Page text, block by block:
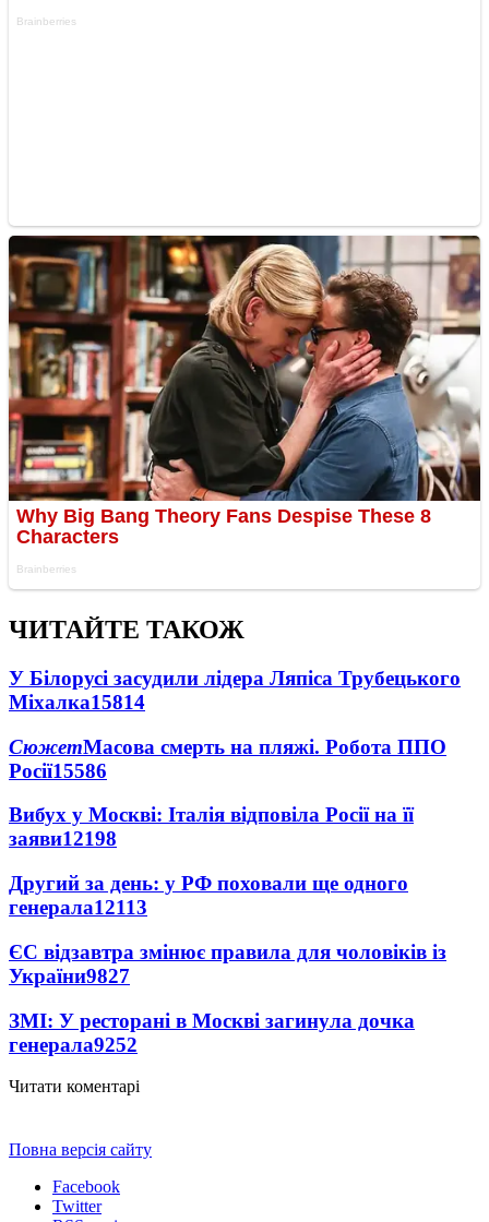
ЧИТАЙТЕ ТАКОЖ
У Білорусі засудили лідера Ляпіса Трубецького
Міхалка15814
СюжетМасова смерть на пляжі. Робота ППО
Росії15586
Вибух у Москві: Італія відповіла Росії на її
заяви12198
Другий за день: у РФ поховали ще одного
генерала12113
ЄС відзавтра змінює правила для чоловіків із
України9827
ЗМІ: У ресторані в Москві загинула дочка
генерала9252
Читати коментарі
Повна версія сайту
Facebook
Twitter